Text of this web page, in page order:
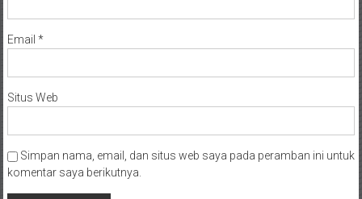
Email *
Situs Web
Simpan nama, email, dan situs web saya pada peramban ini untuk
komentar saya berikutnya.